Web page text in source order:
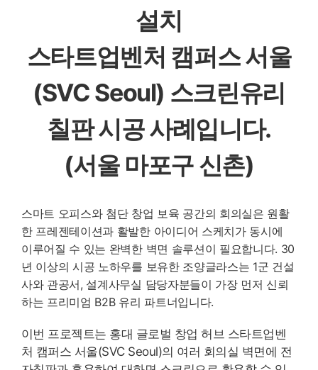
설치
스타트업벤처 캠퍼스 서울
(SVC Seoul) 스크린유리
칠판 시공 사례입니다.
(서울 마포구 신촌)
스마트 오피스와 첨단 창업 보육 공간의 회의실은 원활
한 프레젠테이션과 활발한 아이디어 스케치가 동시에
이루어질 수 있는 완벽한 벽면 솔루션이 필요합니다. 30
년 이상의 시공 노하우를 보유한 조양글라스는 1군 건설
사와 관공서, 설계사무실 담당자분들이 가장 먼저 신뢰
하는 프리미엄 B2B 유리 파트너입니다.
이번 프로젝트는 홍대 글로벌 창업 허브 스타트업벤
처 캠퍼스 서울(SVC Seoul)의 여러 회의실 벽면에 전